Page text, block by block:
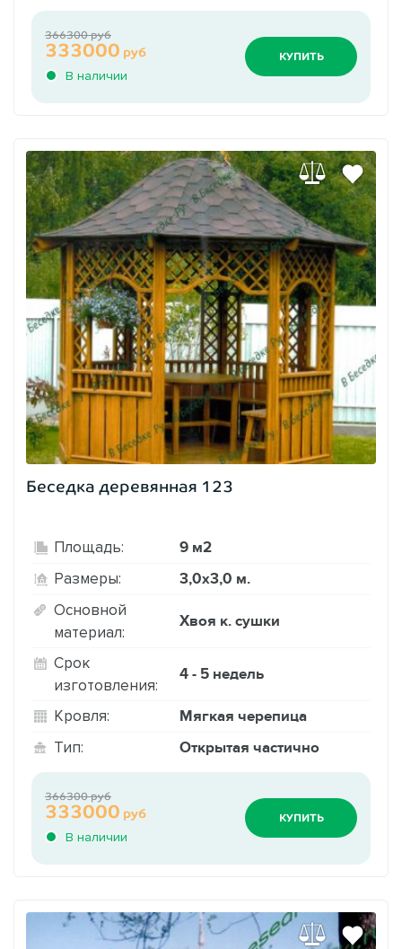
В наличии
333000 руб
366300 руб
КУПИТЬ
Беседка деревянная 123
Площадь: 9 м2
Размеры: 3,0х3,0 м.
Основной
материал:
Хвоя к. сушки
Срок
изготовления:
4 - 5 недель
Кровля: Мягкая черепица
Тип: Открытая частично
В наличии
333000 руб
366300 руб
КУПИТЬ